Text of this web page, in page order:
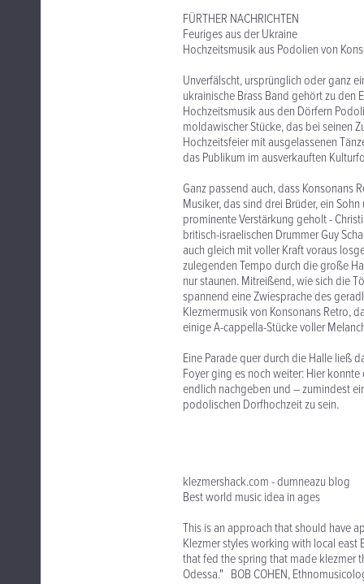
FÜRTHER NACHRICHTEN
Feuriges aus der Ukraine
Hochzeitsmusik aus Podolien von
Unverfälscht, ursprünglich oder ganz
ukrainische Brass Band gehört zu den
Hochzeitsmusik aus den Dörfern
moldawischer Stücke, das bei seinen
Hochzeitsfeier mit ausgelassenen
das Publikum im ausverkauften
Ganz passend auch, dass Konsonans
Musiker, das sind drei Brüder, ein
prominente Verstärkung geholt -
britisch-israelischen Drummer Guy
auch gleich mit voller Kraft voraus
zulegenden Tempo durch die große
nur staunen. Mitreißend, wie sich die
spannend eine Zwiesprache des
Klezmermusik von Konsonans Retro,
einige A-cappella-Stücke voller
Eine Parade quer durch die Halle ließ
Foyer ging es noch weiter: Hier
endlich nachgeben und – zumindest
podolischen Dorfhochzeit zu sein.
klezmershack.com - dumneazu blog
Best world music idea in ages
This is an approach that should have
Klezmer styles working with local
that fed the spring that made klezmer
Odessa." BOB COHEN,